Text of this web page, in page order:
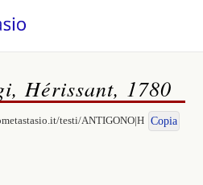
Hérissant, 1780
testi/ANTIGONO|H Copia